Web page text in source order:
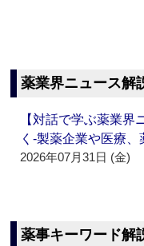
薬業界ニュース解
【対話で学ぶ薬業
く‐製薬企業や医療
2026年07月31日 (金)
薬事キーワード解